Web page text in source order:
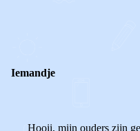
Iemandje
Hooii, mijn ouders zijn